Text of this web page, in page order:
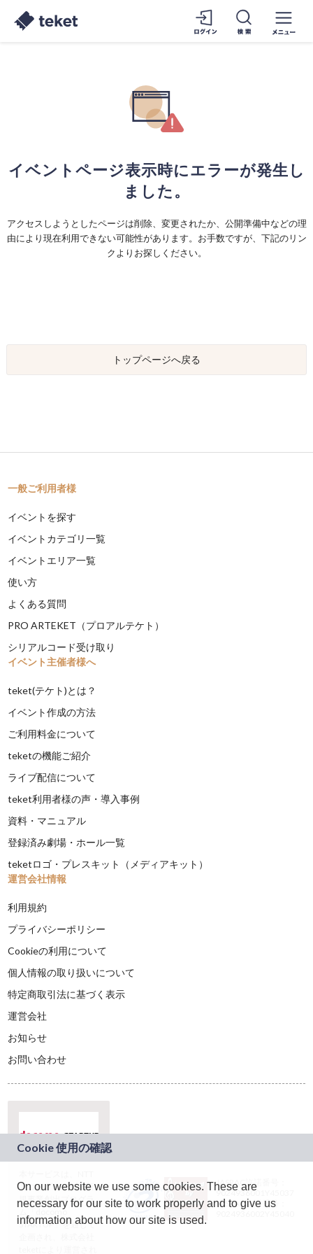
イベントページ表示時にエラーが発生し
ました。
アクセスしようとしたページは削除、変更されたか、公開準備中などの理
由により現在利用できない可能性があります。お手数ですが、下記のリン
クよりお探しください。
トップページへ戻る
一般ご利用者様
イベントを探す
イベントカテゴリ一覧
イベントエリア一覧
使い方
よくある質問
PRO ARTEKET（プロアルテケト）
シリアルコード受け取り
イベント主催者様へ
teket(テケト)とは？
イベント作成の方法
ご利用料金について
teketの機能ご紹介
ライブ配信について
teket利用者様の声・導入事例
資料・マニュアル
登録済み劇場・ホール一覧
teketロゴ・プレスキット（メディアキット）
運営会社情報
利用規約
プライバシーポリシー
Cookieの利用について
個人情報の取り扱いについて
特定商取引法に基づく表示
運営会社
お知らせ
お問い合わせ
ドコモグループの新
規事業創出プログラ
ム「docomo
STARTUP」を通じて
JASRAC許諾番号：
9024936001Y45037
JASRAC許諾番号：
On our website we use some cookies. These are
necessary for our site to work properly and to give us
information about how our site is used.